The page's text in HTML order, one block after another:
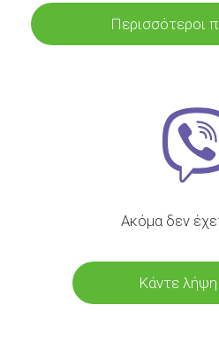
Περισσότεροι
Ακόμα δεν
Κάντε